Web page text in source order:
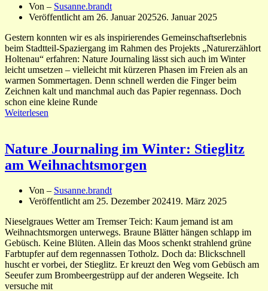
Von – Susanne.brandt
Veröffentlicht am 26. Januar 202526. Januar 2025
Gestern konnten wir es als inspirierendes Gemeinschaftserlebnis
beim Stadtteil-Spaziergang im Rahmen des Projekts „Naturerzählort
Holtenau“ erfahren: Nature Journaling lässt sich auch im Winter
leicht umsetzen – vielleicht mit kürzeren Phasen im Freien als an
warmen Sommertagen. Denn schnell werden die Finger beim
Zeichnen kalt und manchmal auch das Papier regennass. Doch
schon eine kleine Runde
Weiterlesen
Nature Journaling im Winter: Stieglitz
am Weihnachtsmorgen
Von – Susanne.brandt
Veröffentlicht am 25. Dezember 202419. März 2025
Nieselgraues Wetter am Tremser Teich: Kaum jemand ist am
Weihnachtsmorgen unterwegs. Braune Blätter hängen schlapp im
Gebüsch. Keine Blüten. Allein das Moos schenkt strahlend grüne
Farbtupfer auf dem regennassen Totholz. Doch da: Blickschnell
huscht er vorbei, der Stieglitz. Er kreuzt den Weg vom Gebüsch am
Seeufer zum Brombeergestrüpp auf der anderen Wegseite. Ich
versuche mit